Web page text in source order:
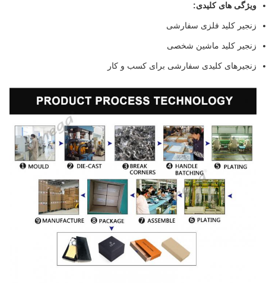
ویژگی های کلیدی:
زنجیر کلید فلزی سفارشی
زنجیر کلید ماشین شخصی
زنجیرهای کلیدی سفارشی برای کسب و کار